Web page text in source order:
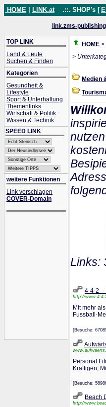
HOME LINK.at .::. SHOP's [
link.zms-
TOP LINK
Land & Leute
Suchen & Finden
Kategorien
Gesundheit &
Lifestyle
Sport & Unterhaltung
Themenlinks
Wirtschaft & Politik
Wissen & Technik
SPEED LINK
weitere Funktionen
Link vorschlagen
COVER-Domain
HOME >
>
Medien
Links:
4-4-2 --
http://www.4-4-
Mit mehr
Fussball-
[Besuche:
Personal
Kräftigen,
[Besuche:
Beach
http://